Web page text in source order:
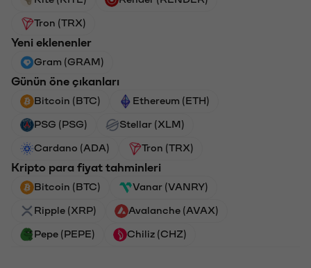
Tron (TRX)
Yeni eklenenler
Gram (GRAM)
Günün öne çıkanları
Bitcoin (BTC) Ethereum (ETH)
PSG (PSG) Stellar (XLM)
Cardano (ADA) Tron (TRX)
Kripto para fiyat tahminleri
Bitcoin (BTC) Vanar (VANRY)
Ripple (XRP) Avalanche (AVAX)
Pepe (PEPE) Chiliz (CHZ)